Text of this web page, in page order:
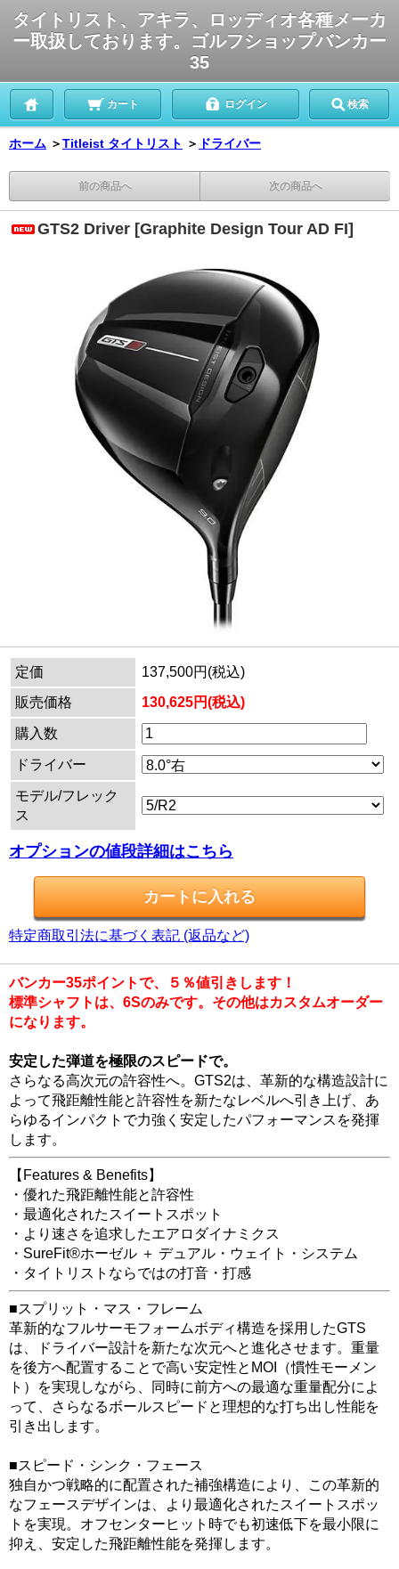
タイトリスト、アキラ、ロッディオ各種メーカ
ー取扱しております。ゴルフショップバンカー
35
カート ログイン 検索
ホーム ＞Titleist タイトリスト ＞ ドライバー
前の商品へ 次の商品へ
GTS2 Driver [Graphite Design Tour AD FI]
定価
137,500円(税込)
販売価格
130,625円(税込)
購入数
ドライバー
モデル/フレック
ス
オプションの値段詳細はこちら
特定商取引法に基づく表記 (返品など)
バンカー35ポイントで、５％値引きします！
標準シャフトは、6Sのみです。その他はカスタムオーダー
になります。
安定した弾道を極限のスピードで。
さらなる高次元の許容性へ。GTS2は、革新的な構造設計に
よって飛距離性能と許容性を新たなレベルへ引き上げ、あ
らゆるインパクトで力強く安定したパフォーマンスを発揮
します。
【Features & Benefits】
・優れた飛距離性能と許容性
・最適化されたスイートスポット
・より速さを追求したエアロダイナミクス
・SureFit®ホーゼル ＋ デュアル・ウェイト・システム
・タイトリストならではの打音・打感
■スプリット・マス・フレーム
革新的なフルサーモフォームボディ構造を採用したGTS
は、ドライバー設計を新たな次元へと進化させます。重量
を後方へ配置することで高い安定性とMOI（慣性モーメン
ト）を実現しながら、同時に前方への最適な重量配分によ
って、さらなるボールスピードと理想的な打ち出し性能を
引き出します。
■スピード・シンク・フェース
独自かつ戦略的に配置された補強構造により、この革新的
なフェースデザインは、より最適化されたスイートスポッ
トを実現。オフセンターヒット時でも初速低下を最小限に
抑え、安定した飛距離性能を発揮します。